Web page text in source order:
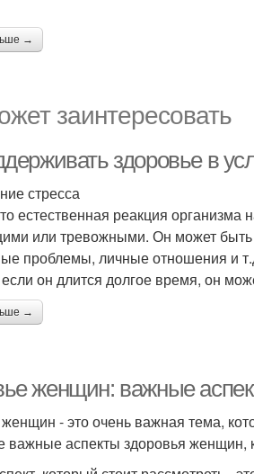
→
заинтересовать
здоровье в
стресса
естественная реакция
или тревожными. Он может быть
проблемы, личные отношения и
он длится долгое время, он
→
женщин: важные
- это очень важная тема,
важные аспекты здоровья женщин,